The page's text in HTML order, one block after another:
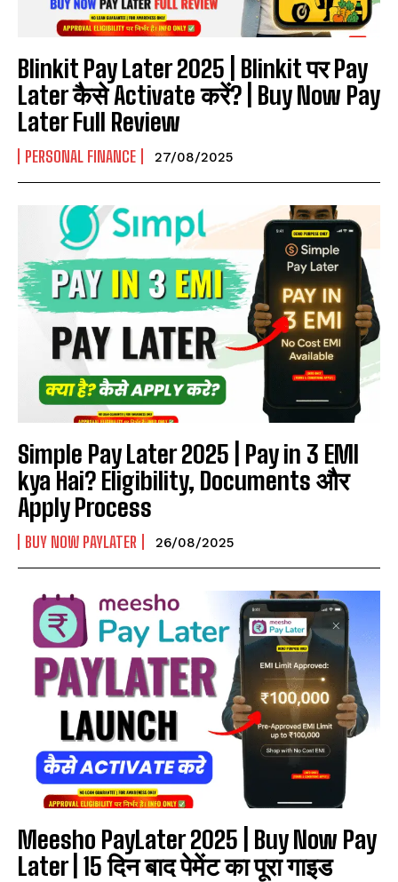
Blinkit Pay Later 2025 | Blinkit पर Pay
Later कैसे Activate करें? | Buy Now Pay
Later Full Review
PERSONAL FINANCE 27/08/2025
Simple Pay Later 2025 | Pay in 3 EMI
kya Hai? Eligibility, Documents और
Apply Process
BUY NOW PAYLATER 26/08/2025
Meesho PayLater 2025 | Buy Now Pay
Later | 15 दिन बाद पेमेंट का पूरा गाइड